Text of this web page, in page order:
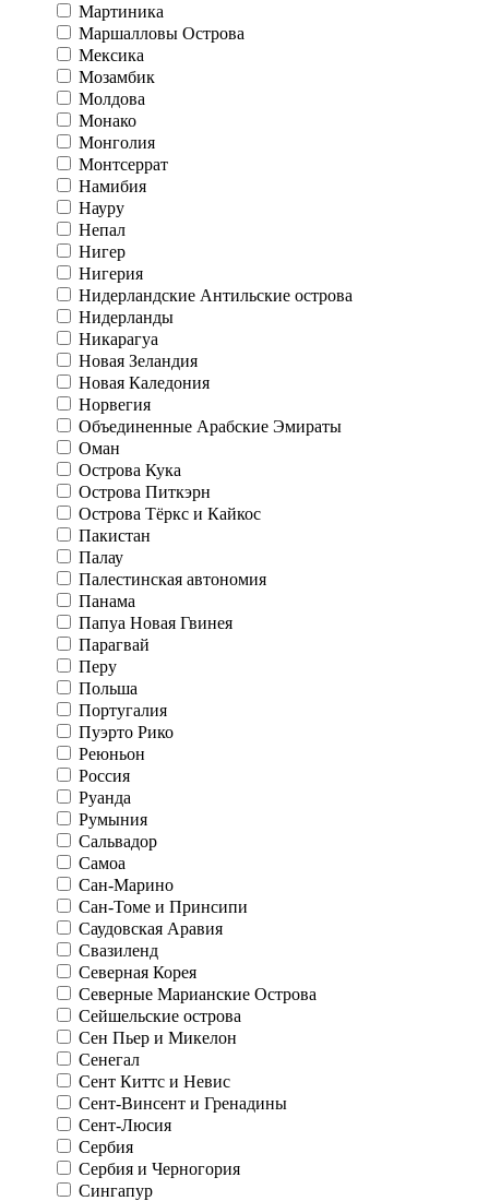
Мартиника
Маршалловы Острова
Мексика
Мозамбик
Молдова
Монако
Монголия
Монтсеррат
Намибия
Науру
Непал
Нигер
Нигерия
Нидерландские Антильские острова
Нидерланды
Никарагуа
Новая Зеландия
Новая Каледония
Норвегия
Объединенные Арабские Эмираты
Оман
Острова Кука
Острова Питкэрн
Острова Тёркс и Кайкос
Пакистан
Палау
Палестинская автономия
Панама
Папуа Новая Гвинея
Парагвай
Перу
Польша
Португалия
Пуэрто Рико
Реюньон
Россия
Руанда
Румыния
Сальвадор
Самоа
Сан-Марино
Сан-Томе и Принсипи
Саудовская Аравия
Свазиленд
Северная Корея
Северные Марианские Острова
Сейшельские острова
Сен Пьер и Микелон
Сенегал
Сент Киттс и Невис
Сент-Винсент и Гренадины
Сент-Люсия
Сербия
Сербия и Черногория
Сингапур